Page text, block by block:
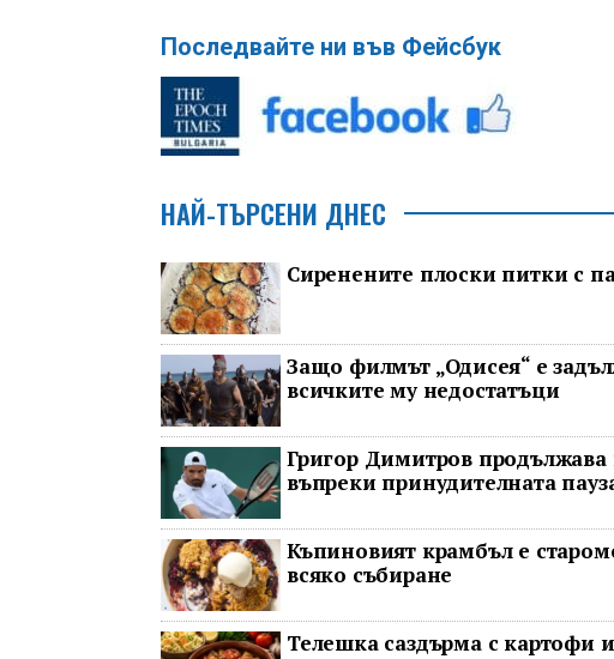
Последвайте ни във Фейсбук
НАЙ-ТЪРСЕНИ ДНЕС
Сиренените плоски питки с
Защо филмът „Одисея“ е
всичките му недостатъци
Григор Димитров продължава
въпреки принудителната
Къпиновият крамбъл е
всяко събиране
Телешка саздърма с картофи